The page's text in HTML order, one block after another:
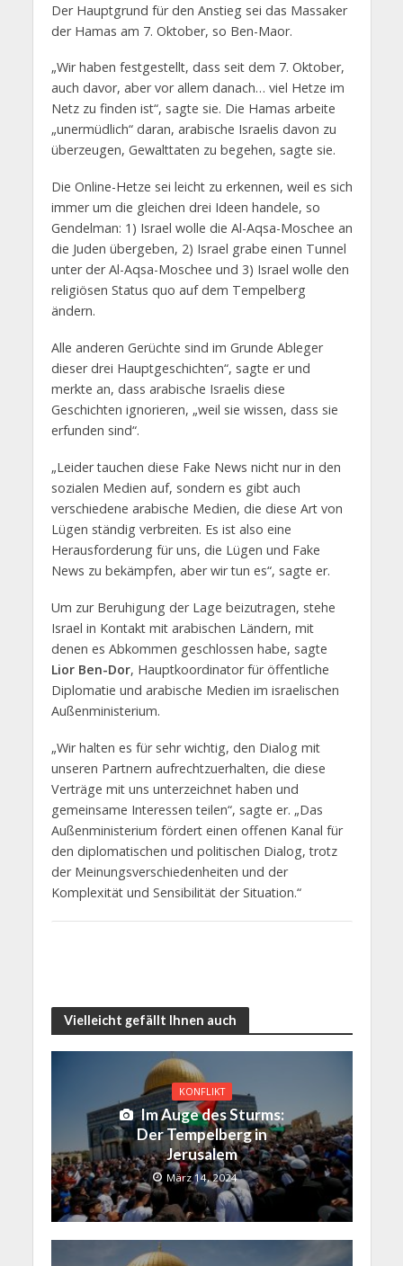
Der Hauptgrund für den Anstieg sei das Massaker
der Hamas am 7. Oktober, so Ben-Maor.
„Wir haben festgestellt, dass seit dem 7. Oktober,
auch davor, aber vor allem danach… viel Hetze im
Netz zu finden ist“, sagte sie. Die Hamas arbeite
„unermüdlich“ daran, arabische Israelis davon zu
überzeugen, Gewalttaten zu begehen, sagte sie.
Die Online-Hetze sei leicht zu erkennen, weil es sich
immer um die gleichen drei Ideen handele, so
Gendelman: 1) Israel wolle die Al-Aqsa-Moschee an
die Juden übergeben, 2) Israel grabe einen Tunnel
unter der Al-Aqsa-Moschee und 3) Israel wolle den
religiösen Status quo auf dem Tempelberg
ändern.
Alle anderen Gerüchte sind im Grunde Ableger
dieser drei Hauptgeschichten“, sagte er und
merkte an, dass arabische Israelis diese
Geschichten ignorieren, „weil sie wissen, dass sie
erfunden sind“.
„Leider tauchen diese Fake News nicht nur in den
sozialen Medien auf, sondern es gibt auch
verschiedene arabische Medien, die diese Art von
Lügen ständig verbreiten. Es ist also eine
Herausforderung für uns, die Lügen und Fake
News zu bekämpfen, aber wir tun es“, sagte er.
Um zur Beruhigung der Lage beizutragen, stehe
Israel in Kontakt mit arabischen Ländern, mit
denen es Abkommen geschlossen habe, sagte
Lior Ben-Dor, Hauptkoordinator für öffentliche
Diplomatie und arabische Medien im israelischen
Außenministerium.
„Wir halten es für sehr wichtig, den Dialog mit
unseren Partnern aufrechtzuerhalten, die diese
Verträge mit uns unterzeichnet haben und
gemeinsame Interessen teilen“, sagte er. „Das
Außenministerium fördert einen offenen Kanal für
den diplomatischen und politischen Dialog, trotz
der Meinungsverschiedenheiten und der
Komplexität und Sensibilität der Situation.“
Vielleicht gefällt Ihnen auch
KONFLIKT
Im Auge des Sturms:
Der Tempelberg in
Jerusalem
März 14, 2024